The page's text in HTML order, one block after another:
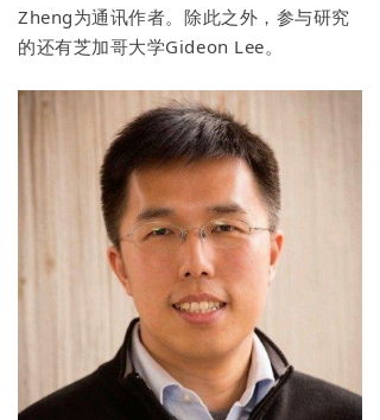
Zheng为通讯作者。除此之外，参与研究
的还有芝加哥大学Gideon Lee。